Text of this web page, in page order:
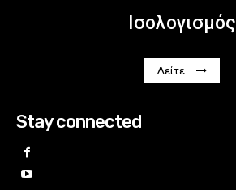
Ισολογισμός
Δείτε
Stay connected